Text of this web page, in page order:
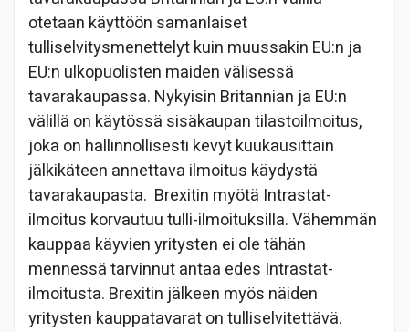
otetaan käyttöön samanlaiset
tulliselvitysmenettelyt kuin muussakin EU:n ja
EU:n ulkopuolisten maiden välisessä
tavarakaupassa. Nykyisin Britannian ja EU:n
välillä on käytössä sisäkaupan tilastoilmoitus,
joka on hallinnollisesti kevyt kuukausittain
jälkikäteen annettava ilmoitus käydystä
tavarakaupasta. Brexitin myötä Intrastat-
ilmoitus korvautuu tulli-ilmoituksilla. Vähemmän
kauppaa käyvien yritysten ei ole tähän
mennessä tarvinnut antaa edes Intrastat-
ilmoitusta. Brexitin jälkeen myös näiden
yritysten kauppatavarat on tulliselvitettävä.